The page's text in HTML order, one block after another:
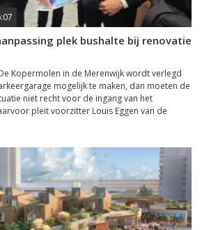
plek bushalte bij renovatie
Kopermolen in de Merenwijk wordt verlegd
mogelijk te maken, dan moeten de
niet recht voor de ingang van het
pleit voorzitter Louis Eggen van de